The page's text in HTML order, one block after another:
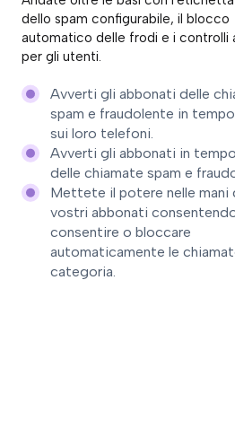
dello spam configurabile, il blocco
automatico delle frodi e i controlli
per gli utenti.
Avverti gli abbonati delle
spam e fraudolente in
sui loro telefoni.
Avverti gli abbonati in
delle chiamate spam e
Mettete il potere nelle mani
vostri abbonati
consentire o bloccare
automaticamente le
categoria.